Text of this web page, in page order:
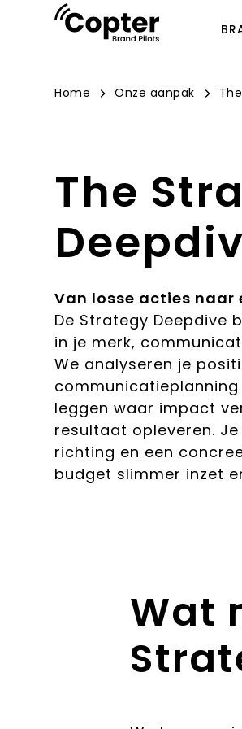
Home Onze aanpak
The
Van losse acties
De Strategy Deepdive
in je merk,
We analyseren je
leggen waar impact
resultaat opleveren.
richting en een
budget slimmer inzet
Wat